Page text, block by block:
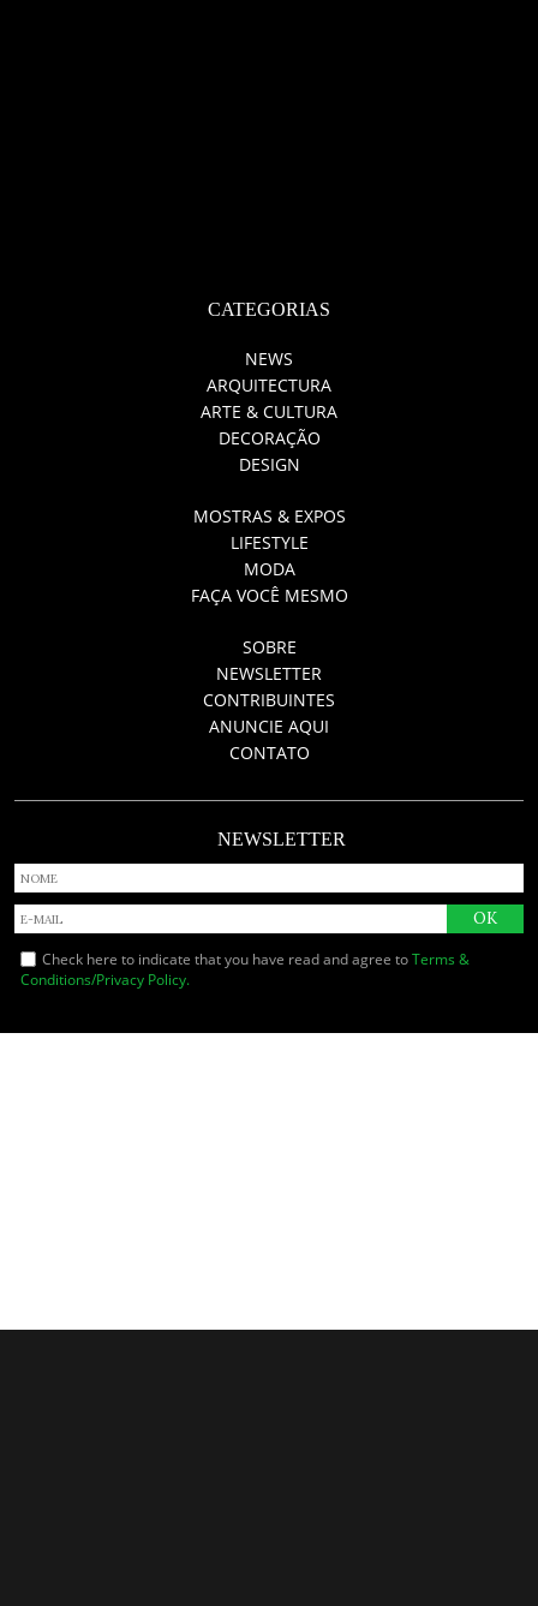
CATEGORIAS
NEWS
ARQUITECTURA
ARTE & CULTURA
DECORAÇÃO
DESIGN
MOSTRAS & EXPOS
LIFESTYLE
MODA
FAÇA VOCÊ MESMO
SOBRE
NEWSLETTER
CONTRIBUINTES
ANUNCIE AQUI
CONTATO
NEWSLETTER
Check here to indicate that you have read and agree toTerms &
Conditions/Privacy Policy.